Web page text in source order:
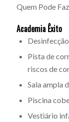
Quem Pode
Academia Êxito
Pista de
riscos de
Sala ampla
Piscina
Vestiário